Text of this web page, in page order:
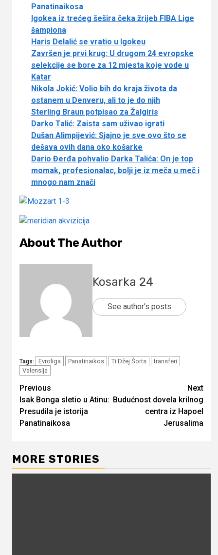
Panatinaikosa
Igokea iz trećeg šešira čeka žrijeb FIBA Lige
šampiona
Haris Delalić se vratio u Igokeu
Završen je prvi krug: U drugom 24 evropske
selekcije se bore za 12 mjesta koje vode u
Katar
Nikola Jokić: Volio bih do kraja života da
ostanem u Denveru, ali to je do njih
Sterling Braun potpisao za Žalgiris
Darko Talić: Zaista sam uživao igrati
Dušan Alimpijević: Sjajno je sve ovo što se
dešava ovih dana oko košarke
Dario Đerđa pohvalio Darka Talića: On je top
momak, profesionalac, bolji je iz meča u meč i
mnogo nam znači
About The Author
Kosarka 24
See author's posts
Tags: Evroliga Panatinaikos Ti Džej Šorts
transferi
Valensija
Continue
Reading
Previous
Isak Bonga sletio u Atinu:
Presudila je istorija
Panatinaikosa
Next
Budućnost dovela krilnog
centra iz Hapoel
Jerusalima
MORE STORIES